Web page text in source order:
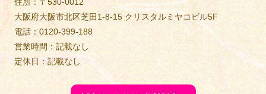
大阪府大阪市北区芝田1-8-15 クリスタルミヤコビル5F
電話：0120-399-188
営業時間：記載なし
定休日：記載なし